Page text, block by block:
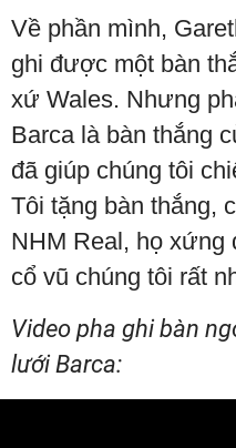
Về phần mình,
ghi được một bàn
xứ Wales. Nhưng
Barca là bàn thắng
đã giúp chúng tôi
Tôi tặng bàn thắng,
NHM Real, họ xứng
cổ vũ chúng tôi rất
Video pha ghi bàn
lưới Barca: